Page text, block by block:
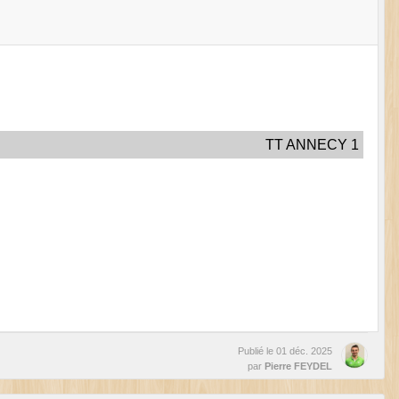
TT ANNECY 1
Publié le 01 déc. 2025
par Pierre FEYDEL